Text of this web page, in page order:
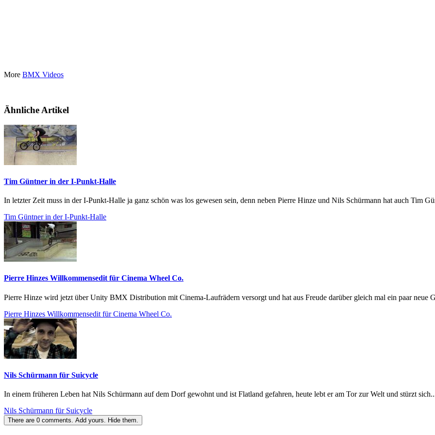
More BMX Videos
Ähnliche Artikel
Tim Güntner in der I-Punkt-Halle
In letzter Zeit muss in der I-Punkt-Halle ja ganz schön was los gewesen sein, denn neben Pierre Hinze und Nils Schürmann hat auch Tim
Tim Güntner in der I-Punkt-Halle
Pierre Hinzes Willkommensedit für Cinema Wheel Co.
Pierre Hinze wird jetzt über Unity BMX Distribution mit Cinema-Laufrädern versorgt und hat aus Freude darüber gleich mal ein paar neue
Pierre Hinzes Willkommensedit für Cinema Wheel Co.
Nils Schürmann für Suicycle
In einem früheren Leben hat Nils Schürmann auf dem Dorf gewohnt und ist Flatland gefahren, heute lebt er am Tor zur Welt und stürzt
Nils Schürmann für Suicycle
There are 0 comments. Add yours. Hide them.